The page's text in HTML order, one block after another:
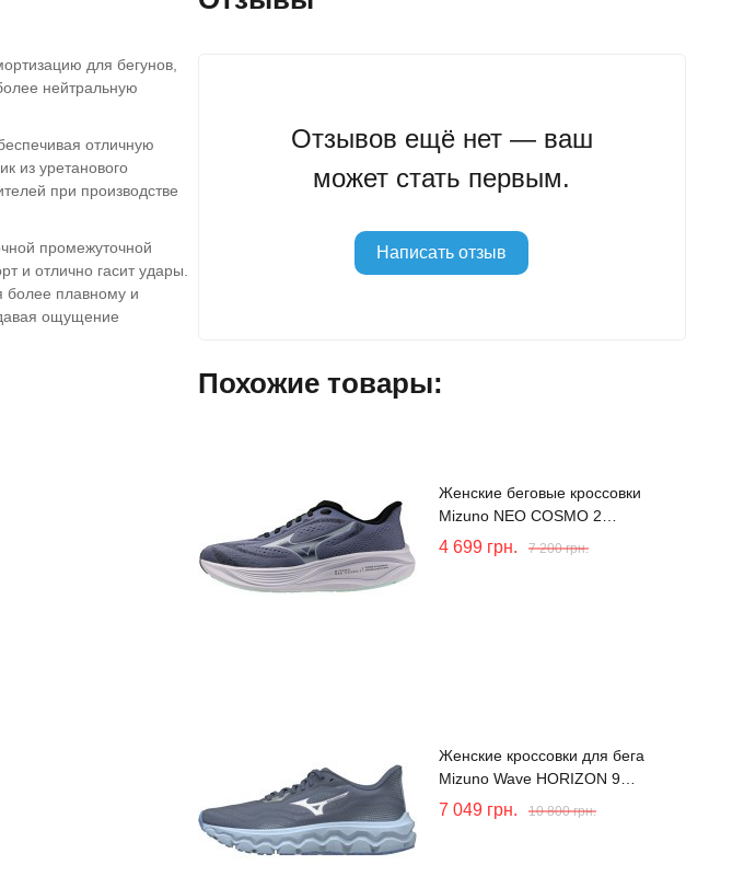
для бегунов,
нейтральную
отличную
из уретанового
при производстве
промежуточной
и отлично гасит удары.
более плавному и
ощущение
Отзывов ещё нет — ваш
может стать первым.
Написать отзыв
Похожие товары:
Женские беговые кроссовки
Mizuno NEO COSMO 2
(J1GW261273)
4 699 грн. 7 200 грн.
Женские кроссовки для бега
Mizuno Wave HORIZON 9
(J1GD262622)
7 049 грн. 10 800 грн.